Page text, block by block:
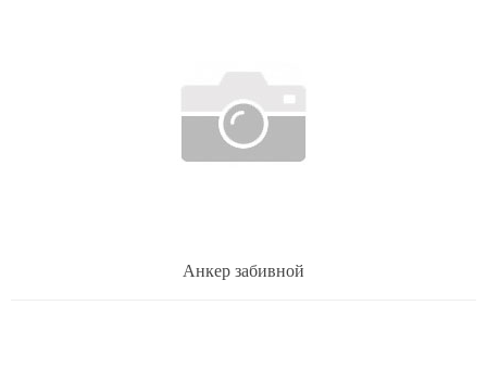
Анкер забивной